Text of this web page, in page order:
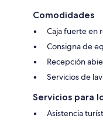
Comodidades
Caja fuerte en
Consigna de
Recepción
Servicios de
Servicios para
Asistencia